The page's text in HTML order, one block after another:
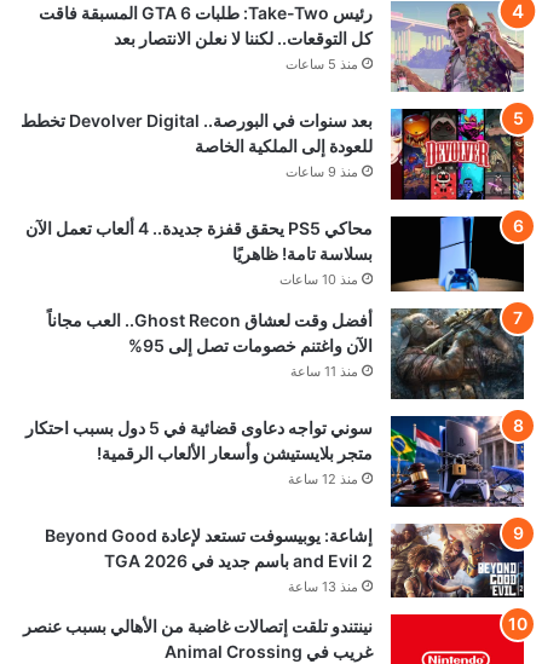
رئيس Take-Two: طلبات GTA 6 المسبقة فاقت
كل التوقعات.. لكننا لا نعلن الانتصار بعد
منذ 5 ساعات
بعد سنوات في البورصة.. Devolver Digital تخطط
للعودة إلى الملكية الخاصة
منذ 9 ساعات
محاكي PS5 يحقق قفزة جديدة.. 4 ألعاب تعمل الآن
بسلاسة تامة! ظاهريًا
منذ 10 ساعات
أفضل وقت لعشاق Ghost Recon.. العب مجاناً
الآن واغتنم خصومات تصل إلى 95%
منذ 11 ساعة
سوني تواجه دعاوى قضائية في 5 دول بسبب احتكار
متجر بلايستيشن وأسعار الألعاب الرقمية!
منذ 12 ساعة
إشاعة: يوبيسوفت تستعد لإعادة Beyond Good
and Evil 2 باسم جديد في TGA 2026
منذ 13 ساعة
نينتندو تلقت إتصالات غاضبة من الأهالي بسبب عنصر
غريب في Animal Crossing